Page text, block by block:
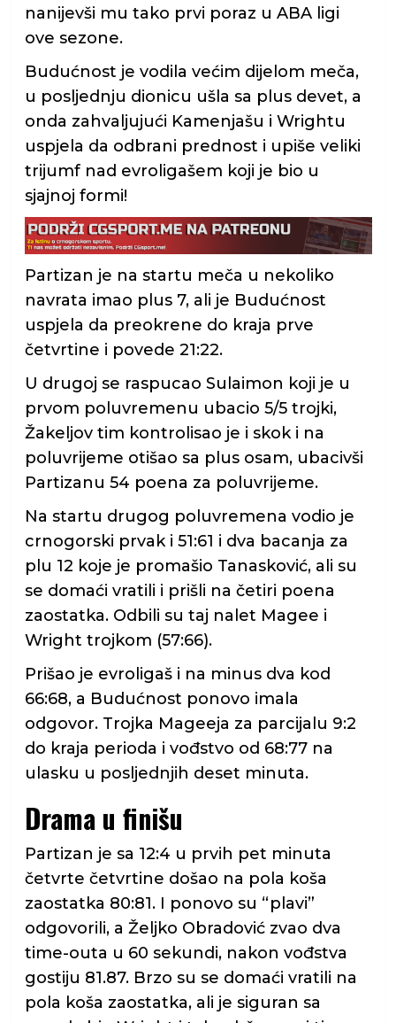
nanijevši mu tako prvi poraz u ABA ligi
ove sezone.
Budućnost je vodila većim dijelom meča,
u posljednju dionicu ušla sa plus devet, a
onda zahvaljujući Kamenjašu i Wrightu
uspjela da odbrani prednost i upiše veliki
trijumf nad evroligašem koji je bio u
sjajnoj formi!
Partizan je na startu meča u nekoliko
navrata imao plus 7, ali je Budućnost
uspjela da preokrene do kraja prve
četvrtine i povede 21:22.
U drugoj se raspucao Sulaimon koji je u
prvom poluvremenu ubacio 5/5 trojki,
Žakeljov tim kontrolisao je i skok i na
poluvrijeme otišao sa plus osam, ubacivši
Partizanu 54 poena za poluvrijeme.
Na startu drugog poluvremena vodio je
crnogorski prvak i 51:61 i dva bacanja za
plu 12 koje je promašio Tanasković, ali su
se domaći vratili i prišli na četiri poena
zaostatka. Odbili su taj nalet Magee i
Wright trojkom (57:66).
Prišao je evroligaš i na minus dva kod
66:68, a Budućnost ponovo imala
odgovor. Trojka Mageeja za parcijalu 9:2
do kraja perioda i vođstvo od 68:77 na
ulasku u posljednjih deset minuta.
Drama u finišu
Partizan je sa 12:4 u prvih pet minuta
četvrte četvrtine došao na pola koša
zaostatka 80:81. I ponovo su “plavi”
odgovorili, a Željko Obradović zvao dva
time-outa u 60 sekundi, nakon vođstva
gostiju 81.87. Brzo su se domaći vratili na
pola koša zaostatka, ali je siguran sa